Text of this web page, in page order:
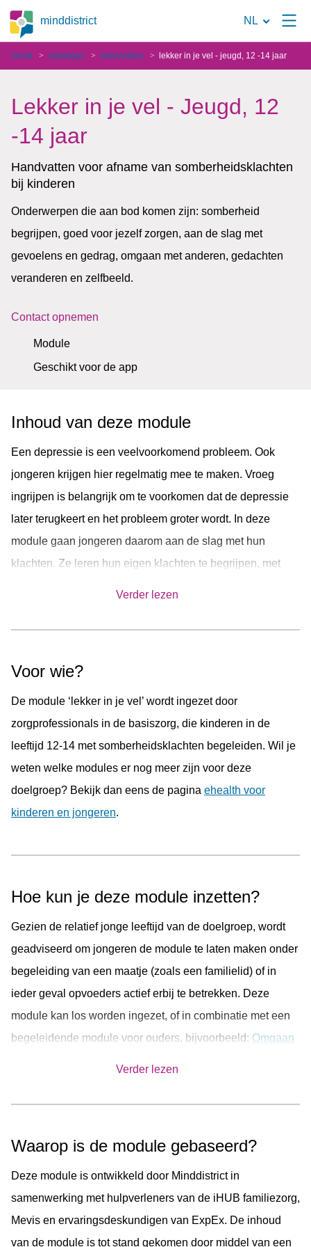
minddistrict
Naar
de
NL
home catalogus interventies lekker in je vel - jeugd, 12 -14 jaar
Lekker in je vel - Jeugd, 12
-14 jaar
Handvatten voor afname van somberheidsklachten
bij kinderen
Onderwerpen die aan bod komen zijn: somberheid
begrijpen, goed voor jezelf zorgen, aan de slag met
gevoelens en gedrag, omgaan met anderen, gedachten
veranderen en zelfbeeld.
Contact opnemen
Module
Geschikt voor de app
Inhoud van deze module
Een depressie is een veelvoorkomend probleem. Ook
jongeren krijgen hier regelmatig mee te maken. Vroeg
ingrijpen is belangrijk om te voorkomen dat de depressie
later terugkeert en het probleem groter wordt. In deze
module gaan jongeren daarom aan de slag met hun
klachten. Ze leren hun eigen klachten te begrijpen, met
komen zijn: gevoelens, gedrag, omgaan met anderen,
doelen, pakken jongeren stap voor stap hun klachten en
problemen aan.
In de module wordt benadrukt dat de jongeren er niet
alleen voor staan. Daarom hebben zij de keuze om deze
module samen met een maatje te maken. Ook dragen
quotes en video’s van ervaringsdeskundigen en een
hulpverlener bij aan het creëren van een gevoel van steun
Verder lezen
Voor wie?
De module ‘lekker in je vel’ wordt ingezet door
zorgprofessionals in de basiszorg, die kinderen in de
leeftijd 12-14 met somberheidsklachten begeleiden. Wil je
weten welke modules er nog meer zijn voor deze
doelgroep? Bekijk dan eens de pagina ehealth voor
kinderen en jongeren.
Hoe kun je deze module inzetten?
Gezien de relatief jonge leeftijd van de doelgroep, wordt
geadviseerd om jongeren de module te laten maken onder
begeleiding van een maatje (zoals een familielid) of in
ieder geval opvoeders actief erbij te betrekken. Deze
module kan los worden ingezet, of in combinatie met een
begeleidende module voor ouders, bijvoorbeeld: Omgaan
Verder lezen
Waarop is de module gebaseerd?
Deze module is ontwikkeld door Minddistrict in
samenwerking met hulpverleners van de iHUB familiezorg,
Mevis en ervaringsdeskundigen van ExpEx. De inhoud
van de module is tot stand gekomen door middel van een